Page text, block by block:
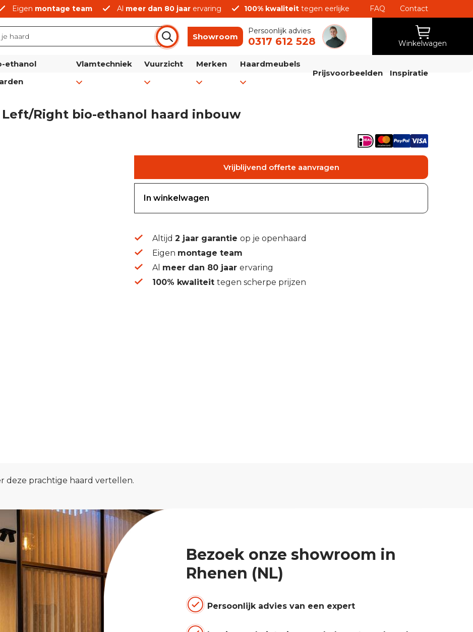
Eigen montage team Al meer dan 80 jaar ervaring 100% kwaliteit tegen eerlijke
FAQ Contact
Showroom
Persoonlijk advies
0317 612 528 Winkelwagen
ethanol
Vlamtechniek Vuurzicht Merken
Haardmeubels
Prijsvoorbeelden
Inspiratie
Left/Right bio-ethanol haard inbouw
Vrijblijvend offerte aanvragen
In winkelwagen
Altijd 2 jaar garantie op je openhaard
Eigen montage team
Al meer dan 80 jaar ervaring
100% kwaliteit tegen scherpe prijzen
deze prachtige haard vertellen.
Bezoek onze showroom in
Rhenen (NL)
Persoonlijk advies van een expert